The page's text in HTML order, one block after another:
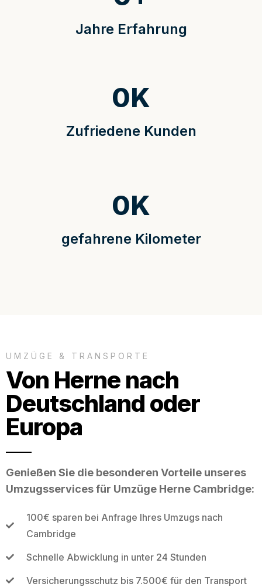
Jahre Erfahrung
Zufriedene Kunden
0K
gefahrene Kilometer
0K
UMZÜGE & TRANSPORTE
Von Herne nach
Deutschland oder
Europa
Genießen Sie die besonderen Vorteile unseres
Umzugsservices für Umzüge Herne Cambridge:
100€ sparen bei Anfrage Ihres Umzugs nach
Cambridge
Schnelle Abwicklung in unter 24 Stunden
Versicherungsschutz bis 7.500€ für den Transport